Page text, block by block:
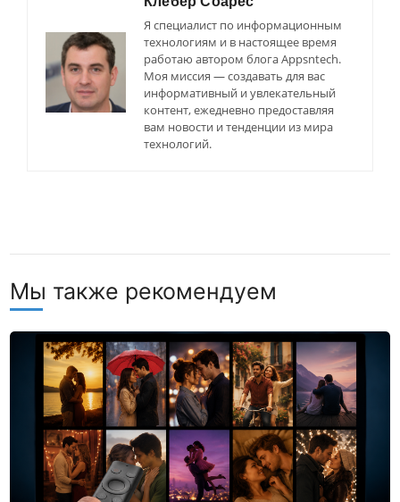
Я специалист по информационным
технологиям и в настоящее время
работаю автором блога Appsntech.
Моя миссия — создавать для вас
информативный и увлекательный
контент, ежедневно предоставляя
вам новости и тенденции из мира
технологий.
Мы также рекомендуем